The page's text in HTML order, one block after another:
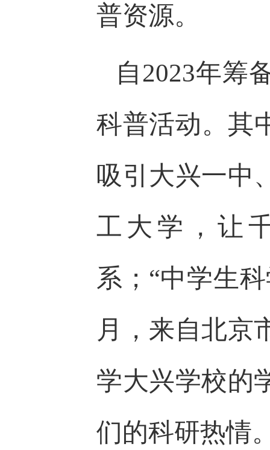
普资源。
自2023年筹
科普活动。其
吸引大兴一中
工大学，让
系；“中学生
月，来自北京
学大兴学校的
们的科研热情